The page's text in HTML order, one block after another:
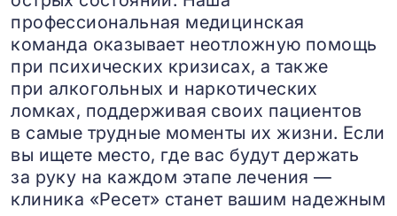
профессиональная медицинская
команда оказывает неотложную помощь
при психических кризисах, а также
при алкогольных и наркотических
ломках, поддерживая своих пациентов
в самые трудные моменты их жизни. Если
вы ищете место, где вас будут держать
за руку на каждом этапе лечения —
клиника «Ресет» станет вашим надежным